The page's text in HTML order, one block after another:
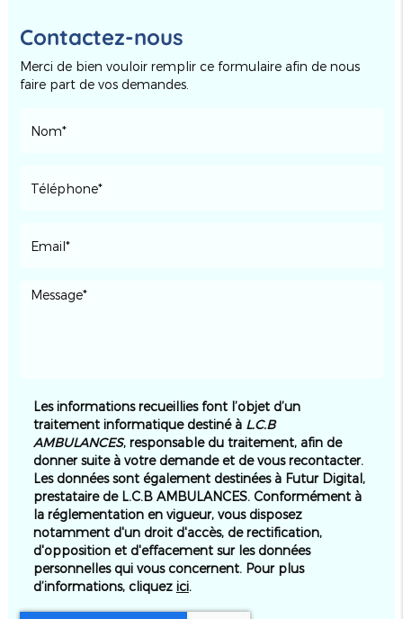
Contactez-nous
Merci de bien vouloir remplir ce formulaire afin de nous
faire part de vos demandes.
Les informations recueillies font l’objet d’un
traitement informatique destiné àL.C.B
AMBULANCES, responsable du traitement, afin de
donner suite à votre demande et de vous recontacter.
Les données sont également destinées à Futur Digital,
prestataire de L.C.B AMBULANCES. Conformément à
la réglementation en vigueur, vous disposez
notamment d'un droit d'accès, de rectification,
d'opposition et d'effacement sur les données
personnelles qui vous concernent. Pour plus
d’informations, cliquez ici.